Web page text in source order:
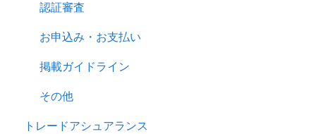
認証審査
お申込み・お支払い
掲載ガイドライン
その他
トレードアシュアランス